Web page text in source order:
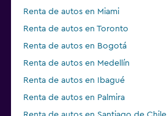
Renta de autos en Miami
Renta de autos en Toronto
Renta de autos en Bogotá
Renta de autos en Medellín
Renta de autos en Ibagué
Renta de autos en Palmira